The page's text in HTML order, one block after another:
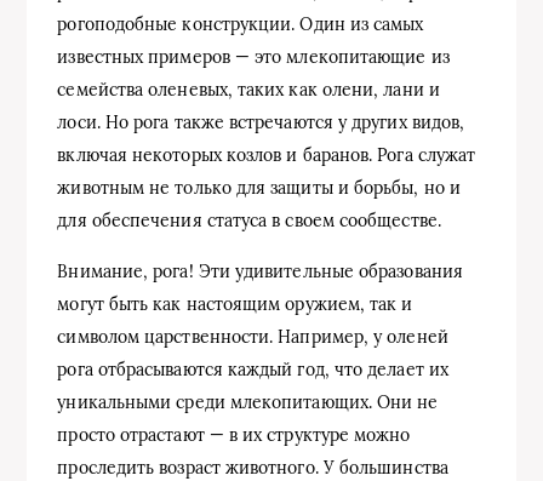
рогоподобные конструкции. Один из самых
известных примеров — это млекопитающие из
семейства оленевых, таких как олени, лани и
лоси. Но рога также встречаются у других видов,
включая некоторых козлов и баранов. Рога служат
животным не только для защиты и борьбы, но и
для обеспечения статуса в своем сообществе.
Внимание, рога! Эти удивительные образования
могут быть как настоящим оружием, так и
символом царственности. Например, у оленей
рога отбрасываются каждый год, что делает их
уникальными среди млекопитающих. Они не
просто отрастают — в их структуре можно
проследить возраст животного. У большинства